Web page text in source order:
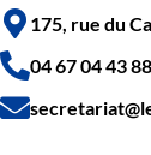
175, rue du
04 67 04 43 88